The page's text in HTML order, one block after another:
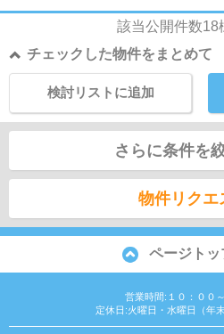
該当公開件数18
チェックした物件をまとめて
検討リストに追加
さらに条件を
物件リクエ
ページトッ
営業時間:１０：００
定休日:火曜日・水曜日（年